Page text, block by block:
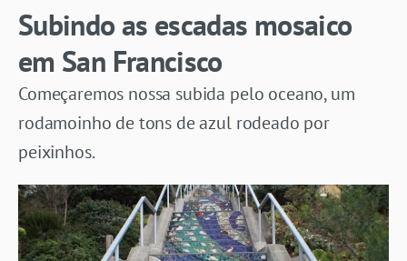
Subindo as escadas mosaico
em San Francisco
Começaremos nossa subida pelo oceano, um
rodamoinho de tons de azul rodeado por
peixinhos.